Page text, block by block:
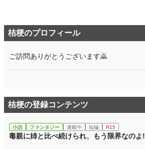
桔梗のプロフィール
ご訪問ありがとうございます🙇
桔梗の登録コンテンツ
小説 ファンタジー 連載中 短編 R15
毒親に姉と比べ続けられ、もう限界なのよ!